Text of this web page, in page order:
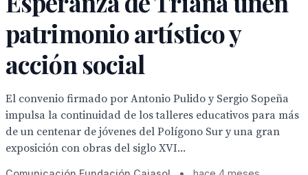
patrimonio artístico y
acción social
El convenio firmado por Antonio Pulido y Sergio Sopeña
impulsa la continuidad de los talleres educativos para más
de un centenar de jóvenes del Polígono Sur y una gran
exposición con obras del siglo XVI...